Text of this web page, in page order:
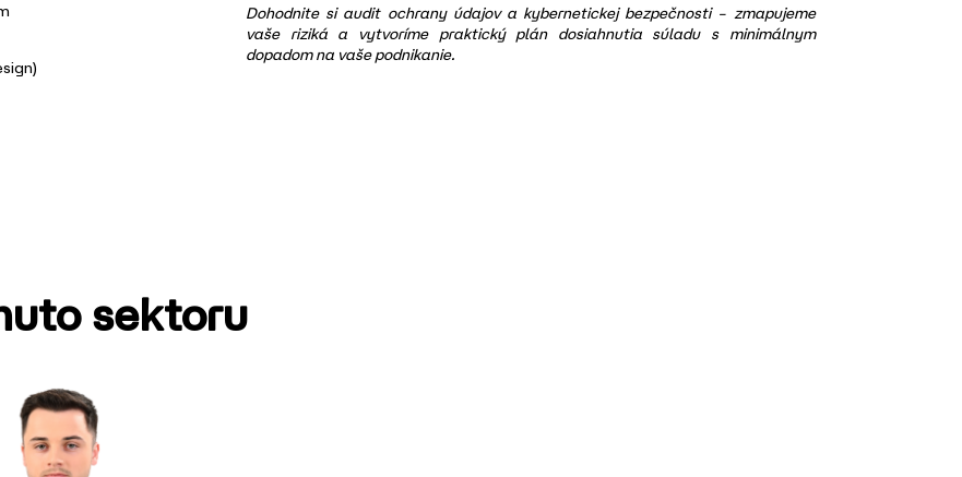
Dohodnite si audit ochrany údajov a kybernetickej bezpečnosti – zmapujeme
vaše riziká a vytvoríme praktický plán dosiahnutia súladu s minimálnym
dopadom na vaše podnikanie.
sektoru